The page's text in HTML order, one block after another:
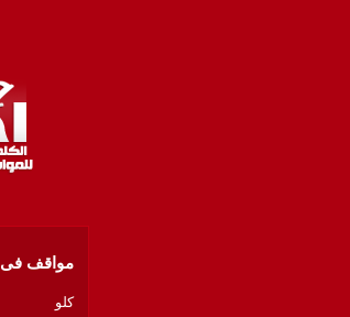
مواقف فى
كلو